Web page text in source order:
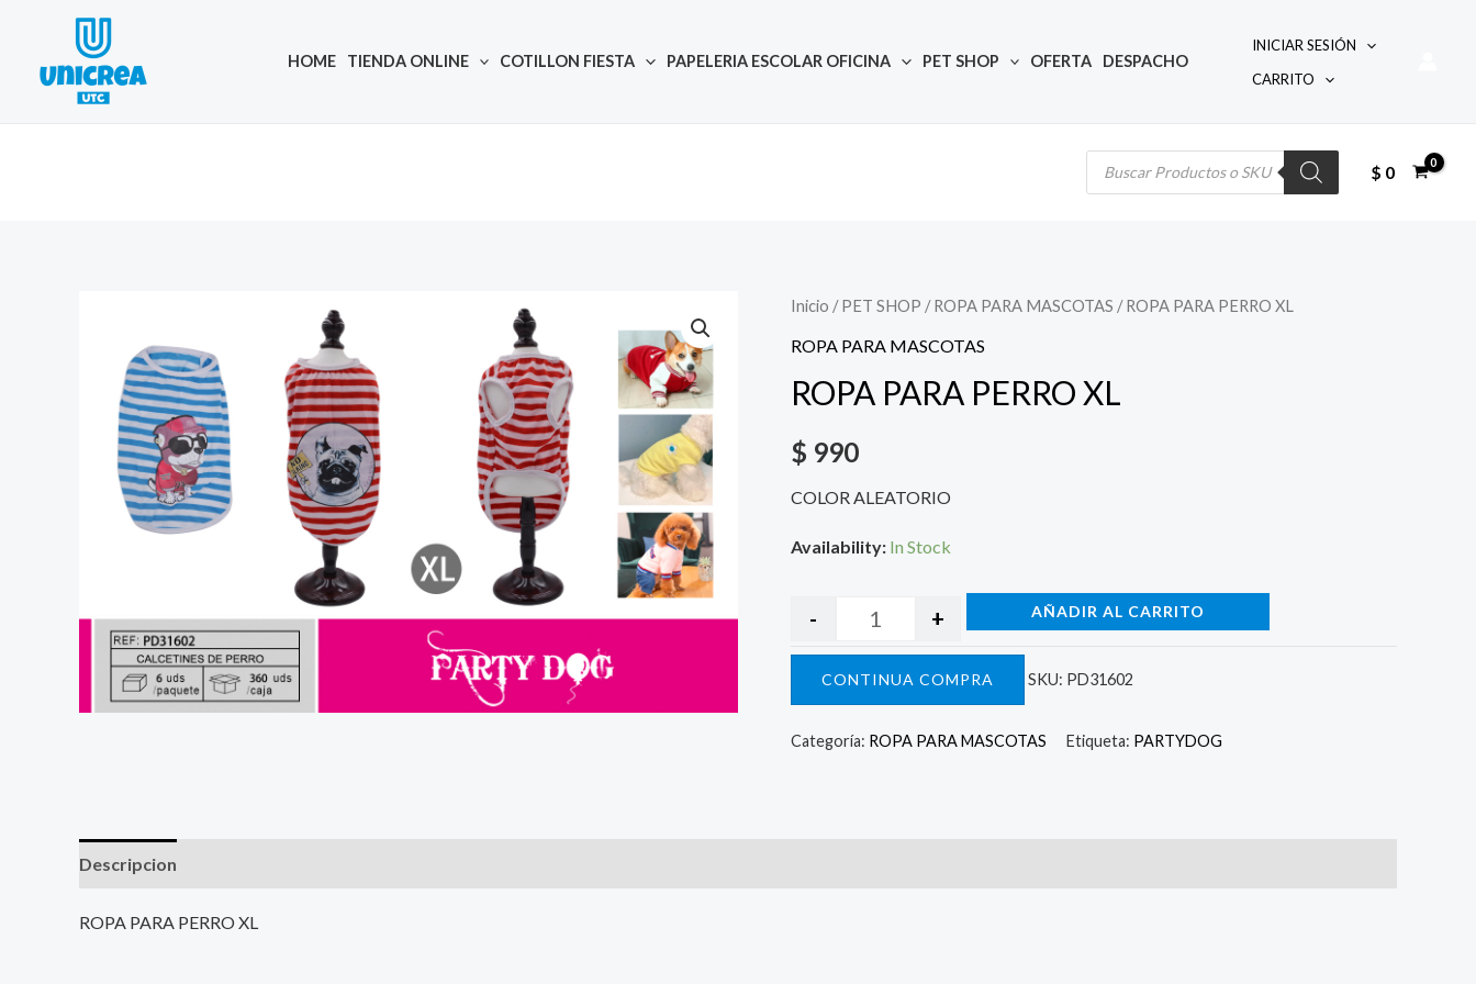
content
HOME TIENDA ONLINE COTILLON FIESTA PAPELERIA ESCOLAR OFICINA PET SHOP OFERTA DESPACHO
INICIAR SESIÓN
CARRITO
Búsqueda
$ 0
Inicio /PET SHOP /ROPA PARA MASCOTAS / ROPA PARA PERRO XL
ROPA PARA MASCOTAS
ROPA PARA PERRO XL
$ 990
COLOR ALEATORIO
Availability: In Stock
Quantity
- + AÑADIR AL CARRITO
CONTINUA COMPRA SKU: PD31602
Categoría: ROPA PARA MASCOTAS Etiqueta: PARTYDOG
Descripcion
ROPA PARA PERRO XL